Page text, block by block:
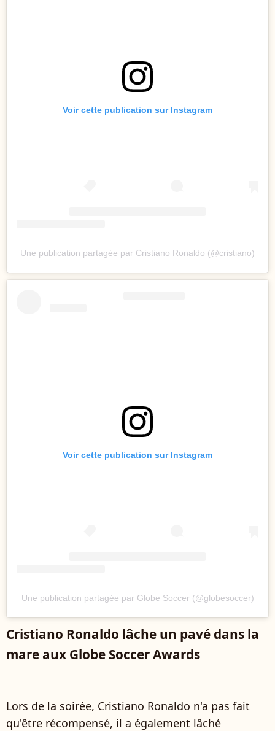
Voir cette publication sur Instagram
Une publication partagée par Cristiano Ronaldo (@cristiano)
Voir cette publication sur Instagram
Une publication partagée par Globe Soccer (@globesoccer)
Cristiano Ronaldo lâche un pavé dans la
mare aux Globe Soccer Awards
Lors de la soirée, Cristiano Ronaldo n'a pas fait
qu'être récompensé, il a également lâché